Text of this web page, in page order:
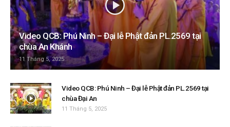
Video QCB: Phú Ninh – Đại lễ Phật đản PL.2569 tại
chùa An Khánh
11 Tháng 5, 2025
Video QCB: Phú Ninh – Đại lễ Phật đản PL.2569 tại
chùa Đại An
11 Tháng 5, 2025